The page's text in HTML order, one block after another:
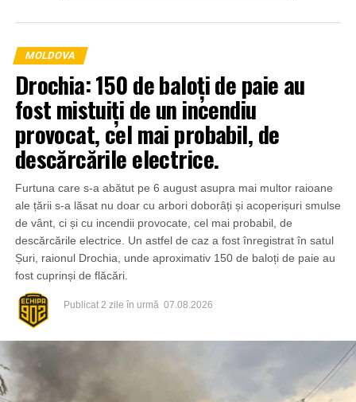
MOLDOVA
Drochia: 150 de baloți de paie au
fost mistuiți de un incendiu
provocat, cel mai probabil, de
descărcările electrice.
Furtuna care s-a abătut pe 6 august asupra mai multor raioane
ale țării s-a lăsat nu doar cu arbori doborâți și acoperișuri smulse
de vânt, ci și cu incendii provocate, cel mai probabil, de
descărcările electrice. Un astfel de caz a fost înregistrat în satul
Șuri, raionul Drochia, unde aproximativ 150 de baloți de paie au
fost cuprinși de flăcări.
Publicat 2 zile în urmă 07.08.2026